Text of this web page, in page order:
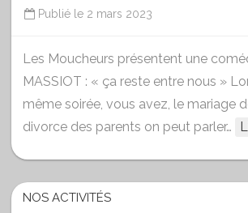
Publié le 2 mars 2023
Les Moucheurs présentent une
MASSIOT : « ça reste entre nous »
même soirée, vous avez, le mariage
divorce des parents on peut parler…
NOS ACTIVITÉS